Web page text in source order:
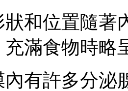
位置隨著
滿食物時略
許多分泌